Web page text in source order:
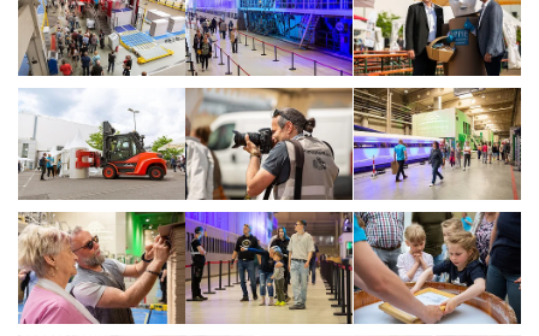
Show larger versionShow larger versionShow larger
Show larger versionShow larger versionShow larger